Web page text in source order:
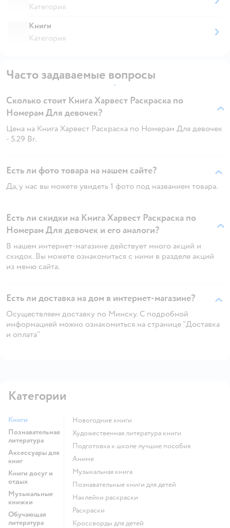
Категория
Книги
Категория
Часто задаваемые вопросы
Сколько стоит Книга Харвест Раскраска по
Номерам Для девочек?
Цена на Книга Харвест Раскраска по Номерам Для девочек
- 5.29 Br.
Есть ли фото товара на нашем сайте?
Да, у нас вы можете увидеть 1 фото под названием товара.
Есть ли скидки на Книга Харвест Раскраска по
Номерам Для девочек и его аналоги?
В нашем интернет-магазине действует много акций и
скидок. Вы можете ознакомиться с ними в разделе акций
из меню сайта.
Есть ли доставка на дом в интернет-магазине?
Осуществляем доставку по Минску. С подробной
информацией можно ознакомиться на странице "Доставка
и оплата"
Категории
Книги
Познавательная
литература
Аксессуары для
книг
Книги досуг и
отдых
Музыкальные
книжки
Обучающая
литература
новогодние книги
художественная литература книги
подготовка к школе лучшие пособия
Аниме
музыкальная книга
познавательные книги для детей
наклейки раскраски
раскраски
кроссворды для детей